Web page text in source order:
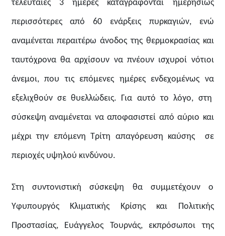
τελευταίες 3 ημέρες καταγράφονται ημερησίως
περισσότερες από 60 ενάρξεις πυρκαγιών, ενώ
αναμένεται περαιτέρω άνοδος της θερμοκρασίας και
ταυτόχρονα θα αρχίσουν να πνέουν ισχυροί νότιοι
άνεμοι, που τις επόμενες ημέρες ενδεχομένως να
εξελιχθούν σε θυελλώδεις. Για αυτό το λόγο, στη
σύσκεψη αναμένεται να αποφασιστεί από αύριο και
μέχρι την επόμενη Τρίτη απαγόρευση καύσης σε
περιοχές υψηλού κινδύνου.
Στη συντονιστική σύσκεψη θα συμμετέχουν ο
Υφυπουργός Κλιματικής Κρίσης και Πολιτικής
Προστασίας, Ευάγγελος Τουρνάς, εκπρόσωποι της